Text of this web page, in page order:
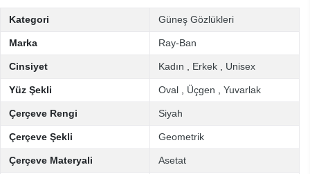
Kategori Güneş Gözlükleri
Marka Ray-Ban
Cinsiyet Kadın Erkek Unisex
Yüz Şekli Oval Üçgen Yuvarlak
Çerçeve Rengi Siyah
Çerçeve Şekli Geometrik
Çerçeve Materyali Asetat